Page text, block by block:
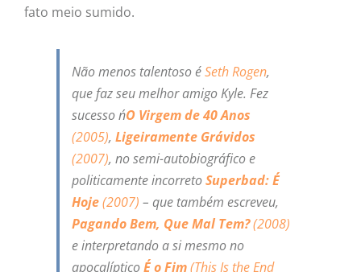
fato meio sumido.
Não menos talentoso éSeth Rogen,
que faz seu melhor amigo Kyle. Fez
sucesso n´O Virgem de 40 Anos
(2005), Ligeiramente Grávidos
(2007), no semi-autobiográfico e
politicamente incorretoSuperbad: É
Hoje(2007) – que também escreveu,
Pagando Bem, Que Mal Tem?(2008)
e interpretando a si mesmo no
apocalípticoÉ o Fim(This Is the End